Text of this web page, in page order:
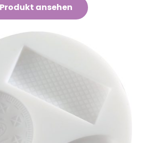
Produkt ansehen